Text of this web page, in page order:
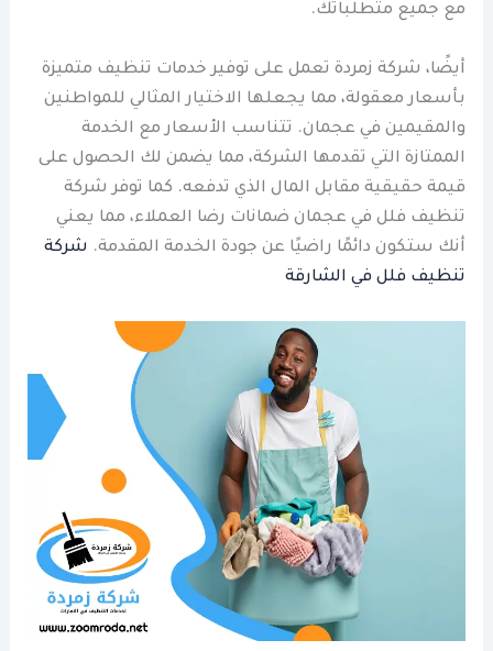
مع جميع متطلباتك.
أيضًا، شركة زمردة تعمل على توفير خدمات تنظيف متميزة
بأسعار معقولة، مما يجعلها الاختيار المثالي للمواطنين
والمقيمين في عجمان. تتناسب الأسعار مع الخدمة
الممتازة التي تقدمها الشركة، مما يضمن لك الحصول على
قيمة حقيقية مقابل المال الذي تدفعه. كما توفر شركة
تنظيف فلل في عجمان ضمانات رضا العملاء، مما يعني
أنك ستكون دائمًا راضيًا عن جودة الخدمة المقدمة. شركة
تنظيف فلل في الشارقة